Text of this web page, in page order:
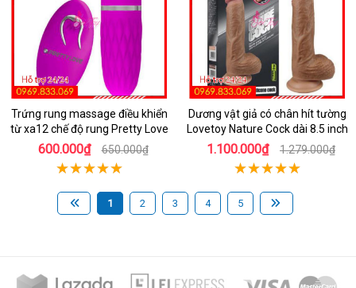
Trứng rung massage điều khiển
từ xa12 chế độ rung Pretty Love
600.000₫ 650.000₫
Dương vật giả có chân hít tường
Lovetoy Nature Cock dài 8.5 inch
1.100.000₫ 1.279.000₫
1 2 3 4 5